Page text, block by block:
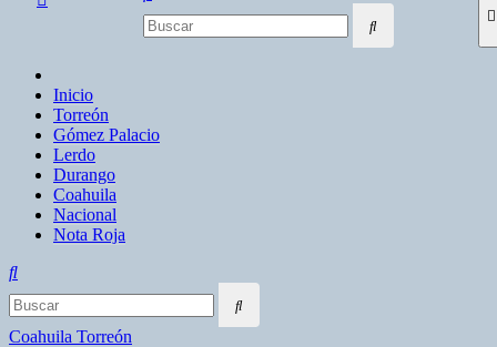
Inicio
Torreón
Gómez Palacio
Lerdo
Durango
Coahuila
Nacional
Nota Roja
Coahuila Torreón